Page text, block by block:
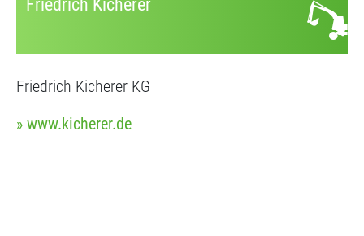
Friedrich Kicherer
Friedrich Kicherer KG
» www.kicherer.de